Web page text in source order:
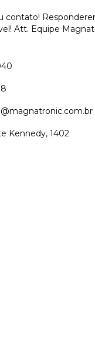
contato!
Att. Equipe
Kennedy, 1402